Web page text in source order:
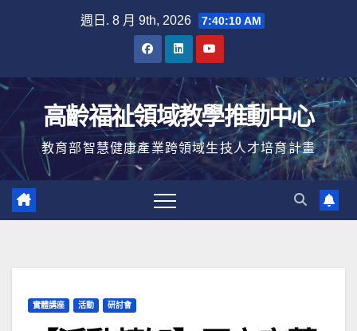
週日. 8 月 9th, 2026 7:40:11 AM
高齡福祉領域教學推動中心
教育部智慧健康產業跨領域生技人才培育計畫
實體講座 活動 研討會